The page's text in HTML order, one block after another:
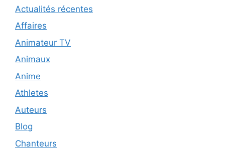
Actualités récentes
Affaires
Animateur TV
Animaux
Anime
Athletes
Auteurs
Blog
Chanteurs